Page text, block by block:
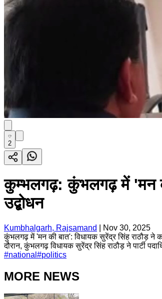
2
कुम्भलगढ़: कुंभलगढ़ में 'मन
उद्बोधन
Kumbhalgarh, Rajsamand
Nov 30, 2025
कुंभलगढ़ में 'मन की बात': विधायक सुरेंद्र सिंह राठौड़ ने
दौरान, कुंभलगढ़ विधायक सुरेंद्र सिंह राठौड़ ने पार्टी
#national #politics
MORE NEWS